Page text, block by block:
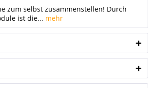
zum selbst zusammenstellen! Durch
ist die... mehr